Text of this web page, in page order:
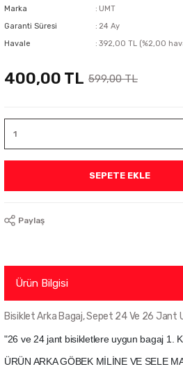
Marka
UMT
Garanti Süresi
24 Ay
Havale
392,00 TL (%2,00
400,00 TL 599,00 TL
SEPETE EKLE
Paylaş
Ürün Bilgisi
Bisiklet Arka Bagaj, Sepet 24 Ve 26 Jant
"26 ve 24 jant bisikletlere uygun bagaj 1.
ÜRÜN ARKA GÖBEK MİLİNE VE SELE